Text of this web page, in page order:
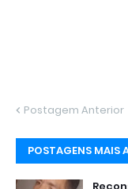
Postagem Anterior
POSTAGENS MAIS